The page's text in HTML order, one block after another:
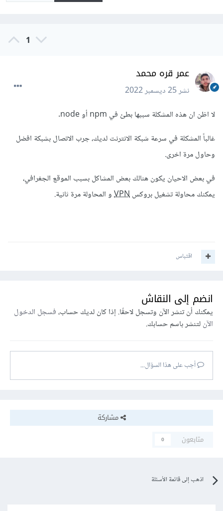
1
عمر قره محمد
نشر25 ديسمبر 2022
لا اظن ان هذه المشكلة سببها بطئ في npm أو node.
غالباً المشكلة في سرعة شبكة الانترنت لديك، جرب الاتصال بشبكة افضل
وحاول مرة اخرى.
في بعض الاحيان يكون هنالك بعض المشاكل بسبب الموقع الجغرافي،
يمكنك محاولة تشغيل بروكسVPNو المحاولة مرة ثانية.
اقتباس
انضم إلى النقاش
يمكنك أن تنشر الآن وتسجل لاحقًا. إذا كان لديك حساب،فسجل الدخول
الآنلتنشر باسم حسابك.
أجب على هذا السؤال...
مشاركة
متابعون
0
اذهب إلى قائمة الأسئلة